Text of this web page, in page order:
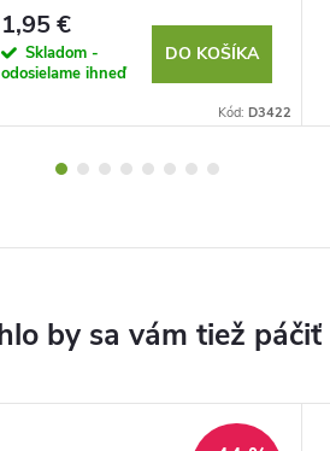
1,95 €
Skladom -
odosielame ihneď
DO KOŠÍKA
Kód: D3422